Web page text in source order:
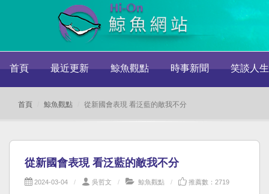
首頁 最近更新 鯨魚觀點 時事新聞 笑談人生
首頁 鯨魚觀點 從新國會表現 看泛藍的敵我不分
從新國會表現 看泛藍的敵我不分
2024-03-04 吳哲文 鯨魚觀點 推薦數：2719